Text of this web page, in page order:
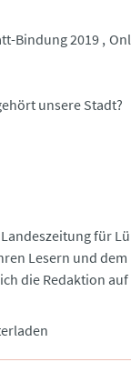
Bindung 2019
unsere Stadt?
für
Lesern und
die Redaktion